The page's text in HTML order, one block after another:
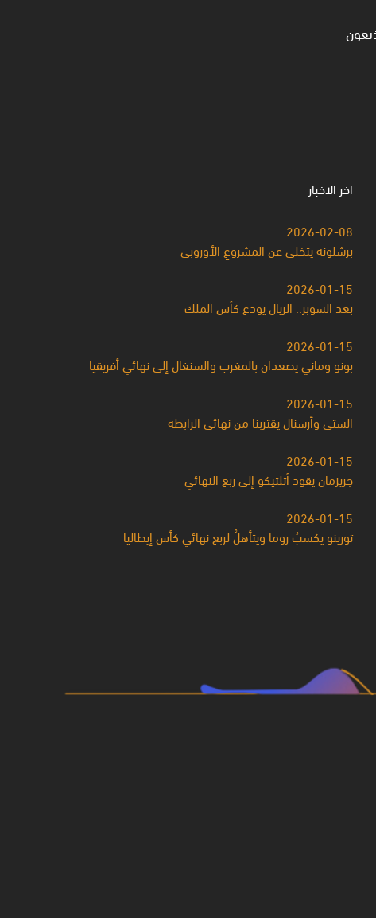
اخر الاخبار
2026-02-08
برشلونة يتخلى عن المشروعِ الأوروبي
2026-01-15
بعد السوبر.. الريال يودع كأس الملك
2026-01-15
بونو وماني يصعدان بالمغرب والسنغال إلى نهائي أفريقيا
2026-01-15
الستي وأرسنال يقتربنا من نهائي الرابطة
2026-01-15
جريزمان يقود أتلتيكو إلى ربع النهائي
2026-01-15
تورينو يكسبُ روما ويتأهلُ لربع نهائي كأس إيطاليا